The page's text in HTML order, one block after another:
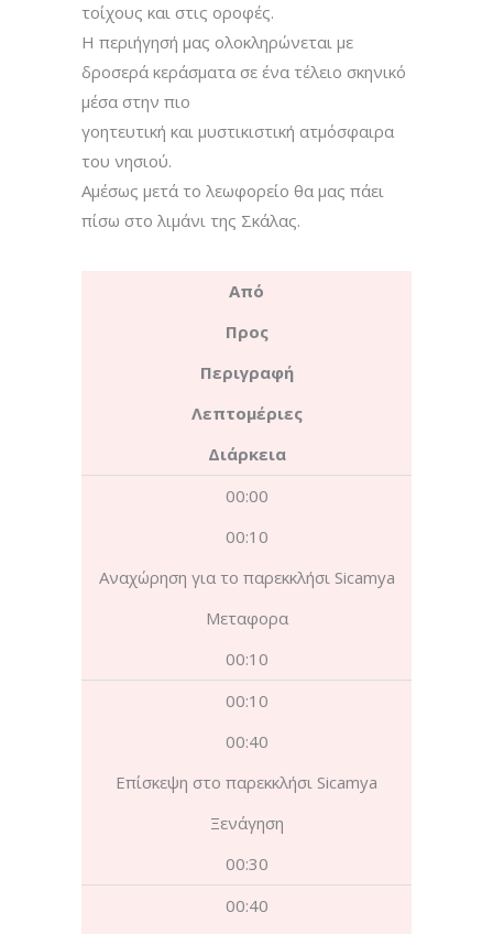
τοίχους και στις οροφές.
Η περιήγησή μας ολοκληρώνεται με
δροσερά κεράσματα σε ένα τέλειο σκηνικό
μέσα στην πιο
γοητευτική και μυστικιστική ατμόσφαιρα
του νησιού.
Αμέσως μετά το λεωφορείο θα μας πάει
πίσω στο λιμάνι της Σκάλας.
Από
Προς
Περιγραφή
Λεπτομέριες
Διάρκεια
00:00
00:10
Αναχώρηση για το παρεκκλήσι Sicamya
Μεταφορα
00:10
00:10
00:40
Επίσκεψη στο παρεκκλήσι Sicamya
Ξενάγηση
00:30
00:40